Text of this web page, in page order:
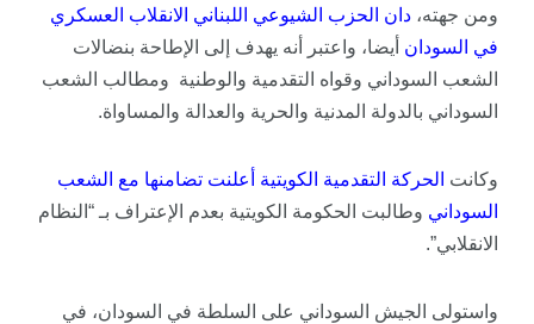
ومن جهته، دان الحزب الشيوعي اللبناني الانقلاب العسكري
في السودان أيضا، واعتبر أنه يهدف إلى الإطاحة بنضالات
الشعب السوداني وقواه التقدمية والوطنية ومطالب الشعب
السوداني بالدولة المدنية والحرية والعدالة والمساواة.
وكانت الحركة التقدمية الكويتية أعلنت تضامنها مع الشعب
السوداني وطالبت الحكومة الكويتية بعدم الإعتراف بـ “النظام
الانقلابي”.
واستولى الجيش السوداني على السلطة في السودان، في